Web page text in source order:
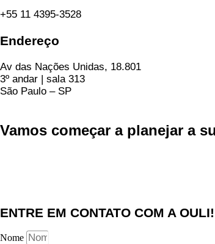
+55 11 4395-3528
Endereço
Av das Nações Unidas, 18.801
3º andar | sala 313
São Paulo – SP
Vamos começar a planejar a
ENTRE EM CONTATO COM A OULI!
Nome